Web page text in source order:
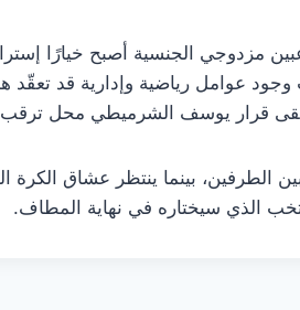
مزدوجي الجنسية أصبح خيارًا
وجود عوامل رياضية وإدارية قد
قرار يوسف الشرميطي محل ترقب
الطرفين، بينما ينتظر عشاق
الذي سيختاره في نهاية المطاف.